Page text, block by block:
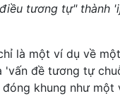
tương tự" thành
là một ví dụ về
'vấn đề tương tự
khung như một